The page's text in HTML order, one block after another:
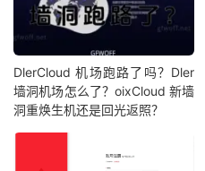
DlerCloud 机场跑路了吗？Dler
墙洞机场怎么了？oixCloud 新墙
洞重焕生机还是回光返照？